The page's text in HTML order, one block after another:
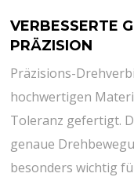
VERBESSERTE
PRÄZISION
Präzisions-
hochwertigen
Toleranz gefertigt.
genaue
besonders wichtig